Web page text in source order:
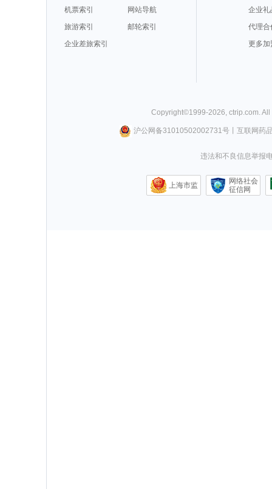
机票索引
网站导航
旅游索引
邮轮索引
企业差旅索引
企业礼
代理合
更多加
Copyright©1999-2026, ctrip.com.
沪公网备31010502002731号丨 互联网药
违法和不良信息举报
上海市监
网络社会
征信网